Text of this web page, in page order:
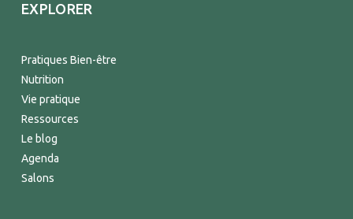
EXPLORER
Pratiques Bien-être
Nutrition
Vie pratique
Ressources
Le blog
Agenda
Salons